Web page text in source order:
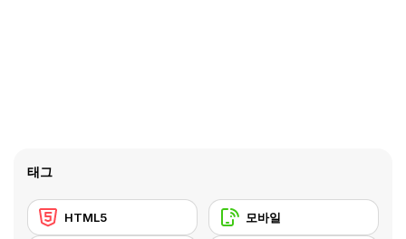
태그
HTML5 모바일